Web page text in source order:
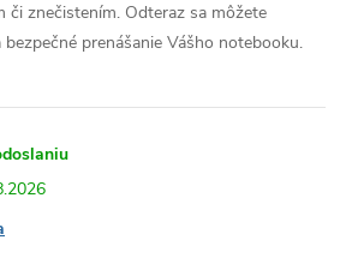
či znečistením. Odteraz sa môžete
prenášanie Vášho notebooku.